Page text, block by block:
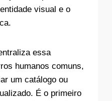
visual e o
essa
humanos comuns,
um catálogo ou
É o primeiro